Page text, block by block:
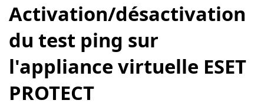
Activation/désactivation
du test ping sur
l'appliance virtuelle ESET
PROTECT